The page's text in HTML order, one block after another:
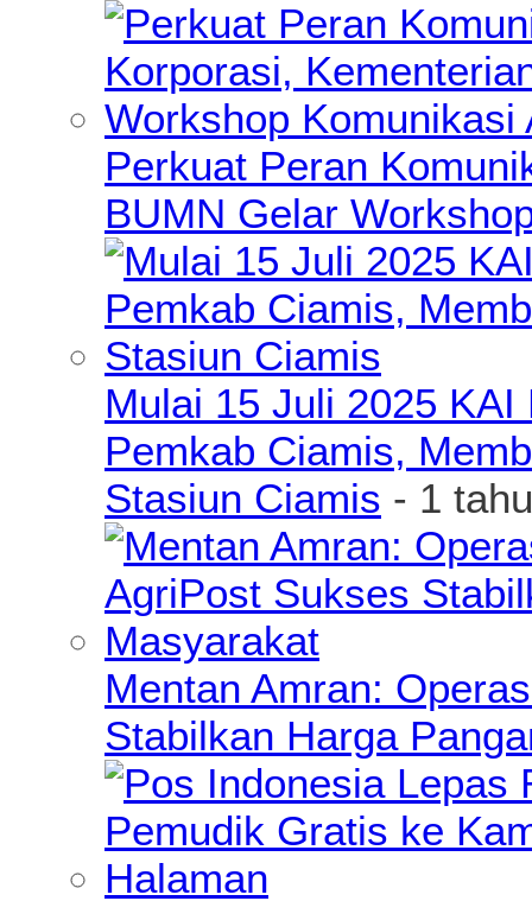
Perkuat Peran
BUMN Gelar
Mulai 15 Juli 2025
Pemkab Ciamis,
Stasiun Ciamis - 1
Mentan Amran:
Stabilkan Harga